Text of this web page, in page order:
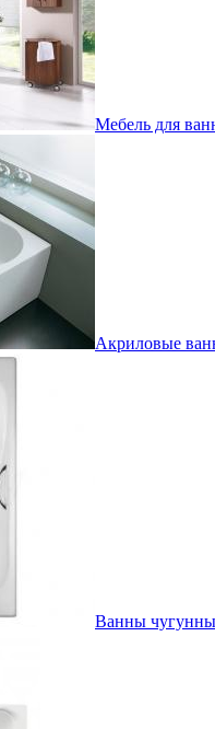
Мебель для
Акриловые
Ванны